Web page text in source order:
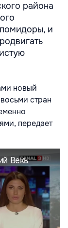
района
и
новый
стран
передает